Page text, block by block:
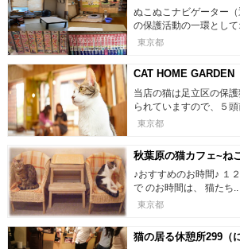
ぬこぬこナビゲーター
の保護活動の一環として
東京都
CAT HOME GARDEN
当店の猫は足立区の保
られていますので、５
東京都
秋葉原の猫カフェ~ね
♪おすすめのお時間♪ １
で のお時間は、 猫たち..
東京都
猫の居る休憩所299（